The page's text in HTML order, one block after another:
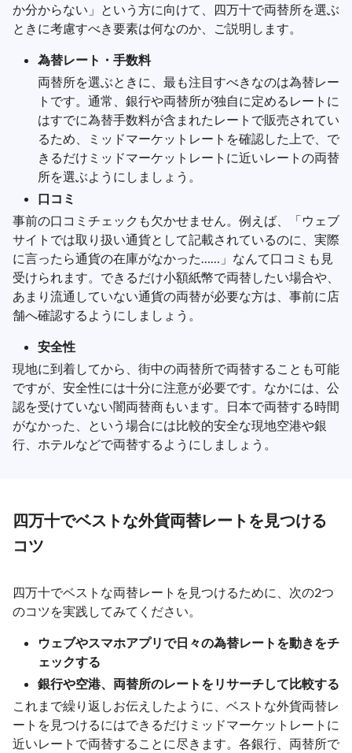
か分からない」という方に向けて、四万十で両替所を選ぶ
ときに考慮すべき要素は何なのか、ご説明します。
為替レート・手数料
両替所を選ぶときに、最も注目すべきなのは為替レー
トです。通常、銀行や両替所が独自に定めるレートに
はすでに為替手数料が含まれたレートで販売されてい
るため、ミッドマーケットレートを確認した上で、で
きるだけミッドマーケットレートに近いレートの両替
所を選ぶようにしましょう。
口コミ
事前の口コミチェックも欠かせません。例えば、「ウェブ
サイトでは取り扱い通貨として記載されているのに、実際
に言ったら通貨の在庫がなかった……」なんて口コミも見
受けられます。できるだけ小額紙幣で両替したい場合や、
あまり流通していない通貨の両替が必要な方は、事前に店
舗へ確認するようにしましょう。
安全性
現地に到着してから、街中の両替所で両替することも可能
ですが、安全性には十分に注意が必要です。なかには、公
認を受けていない闇両替商もいます。日本で両替する時間
がなかった、という場合には比較的安全な現地空港や銀
行、ホテルなどで両替するようにしましょう。
四万十でベストな外貨両替レートを見つける
コツ
四万十でベストな両替レートを見つけるために、次の2つ
のコツを実践してみてください。
ウェブやスマホアプリで日々の為替レートを動きをチ
ェックする
銀行や空港、両替所のレートをリサーチして比較する
これまで繰り返しお伝えしたように、ベストな外貨両替レ
ートを見つけるにはできるだけミッドマーケットレートに
近いレートで両替することに尽きます。各銀行、両替所で